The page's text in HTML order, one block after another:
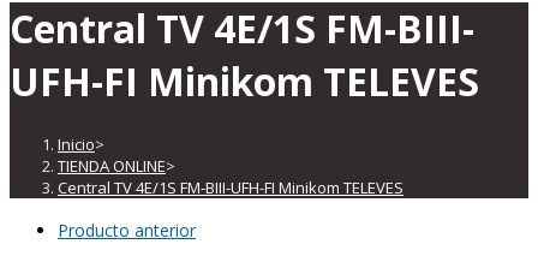
Central TV 4E/1S FM-BIII-
UFH-FI Minikom TELEVES
Inicio>
TIENDA ONLINE>
Central TV 4E/1S FM-BIII-UFH-FI Minikom TELEVES
Producto anterior